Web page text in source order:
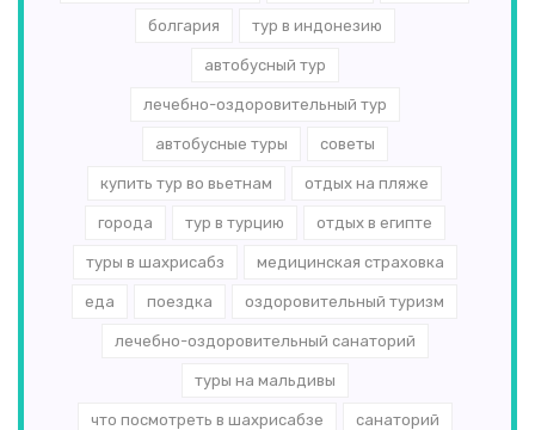
болгария тур в индонезию
автобусный тур
лечебно-оздоровительный тур
автобусные туры советы
купить тур во вьетнам отдых на пляже
города тур в турцию отдых в египте
туры в шахрисабз медицинская страховка
еда поездка оздоровительный туризм
лечебно-оздоровительный санаторий
туры на мальдивы
что посмотреть в шахрисабзе санаторий